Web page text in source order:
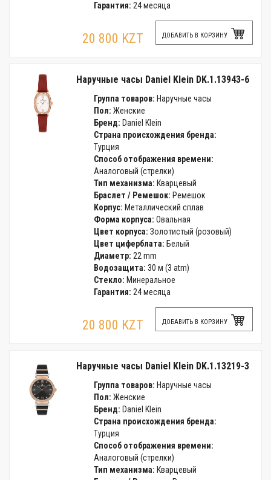
Гарантия: 24 месяца
20 800 KZT ДОБАВИТЬ В КОРЗИНУ
Наручные часы Daniel Klein DK.1.13943-6
Группа товаров: Наручные часы
Пол: Женские
Бренд: Daniel Klein
Страна происхождения бренда:
Турция
Способ отображения времени:
Аналоговый (стрелки)
Тип механизма: Кварцевый
Браслет / Ремешок: Ремешок
Корпус: Металлический сплав
Форма корпуса: Овальная
Цвет корпуса: Золотистый (розовый)
Цвет циферблата: Белый
Диаметр: 22 mm
Водозащита: 30 м (3 atm)
Стекло: Минеральное
Гарантия: 24 месяца
20 800 KZT ДОБАВИТЬ В КОРЗИНУ
Наручные часы Daniel Klein DK.1.13219-3
Группа товаров: Наручные часы
Пол: Женские
Бренд: Daniel Klein
Страна происхождения бренда:
Турция
Способ отображения времени:
Аналоговый (стрелки)
Тип механизма: Кварцевый